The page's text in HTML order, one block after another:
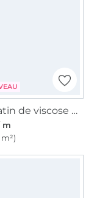
Tissu satin de viscose Desert Bloom, rose
m
m²)